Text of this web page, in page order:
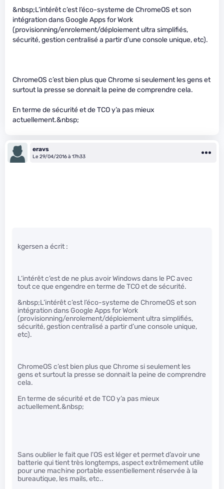
&nbsp;L’intérêt c’est l’éco-systeme de ChromeOS et son
intégration dans Google Apps for Work
(provisionning/enrolement/déploiement ultra simplifiés,
sécurité, gestion centralisé a partir d’une console unique, etc).
ChromeOS c’est bien plus que Chrome si seulement les gens et
surtout la presse se donnait la peine de comprendre cela.
En terme de sécurité et de TCO y’a pas mieux
actuellement.&nbsp;
eravs
Le 29/04/2016 à 17h33
kgersen a écrit :
L’intérêt c’est de ne plus avoir Windows dans le PC avec
tout ce que engendre en terme de TCO et de sécurité.
&nbsp;L’intérêt c’est l’éco-systeme de ChromeOS et son
intégration dans Google Apps for Work
(provisionning/enrolement/déploiement ultra simplifiés,
sécurité, gestion centralisé a partir d’une console unique,
etc).
ChromeOS c’est bien plus que Chrome si seulement les
gens et surtout la presse se donnait la peine de comprendre
cela.
En terme de sécurité et de TCO y’a pas mieux
actuellement.&nbsp;
Sans oublier le fait que l’OS est léger et permet d’avoir une
batterie qui tient très longtemps, aspect extrêmement utile
pour une machine portable essentiellement réservée à la
bureautique, les mails, etc..